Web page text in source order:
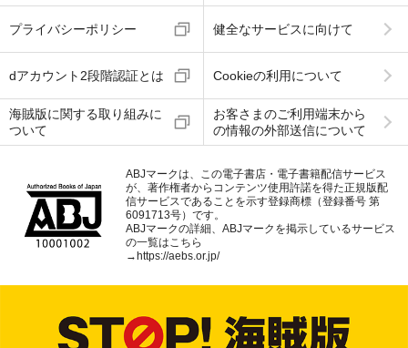
プライバシーポリシー 健全なサービスに向けて
dアカウント2段階認証とは Cookieの利用について
海賊版に関する取り組みに
ついて
お客さまのご利用端末から
の情報の外部送信について
ABJマークは、この電子書店・電子書籍配信サービス
が、著作権者からコンテンツ使用許諾を得た正規版配
信サービスであることを示す登録商標（登録番号 第
6091713号）です。
ABJマークの詳細、ABJマークを掲示しているサービス
の一覧はこちら
→ https://aebs.or.jp/